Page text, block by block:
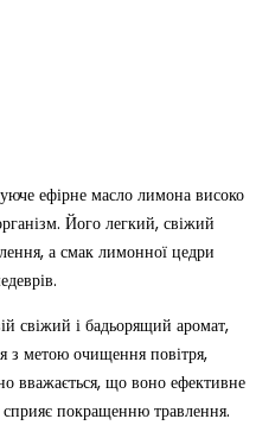
ефірне масло лимона високо
Його легкий, свіжий
а смак лимонної цедри
свіжий і бадьорящий аромат,
з метою очищення повітря,
вважається, що воно ефективне
сприяє покращенню травлення.